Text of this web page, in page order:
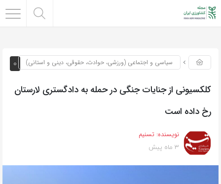
0 سیاسی و اجتماعی (ورزشی، حوادث، حقوقی، دینی و استانی)
کلکسیونی از جنایات جنگی در حمله به دادگستری لارستان
رخ داده است
نویسنده: تسنیم
3 ماه پیش